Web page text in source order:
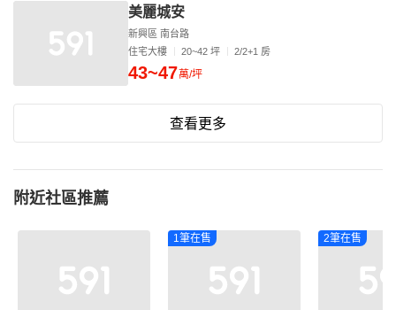
美麗城安
新興區 南台路
住宅大樓
20~42 坪 2/2+1 房
43~47萬/坪
查看更多
附近社區推薦
1筆在售 2筆在售